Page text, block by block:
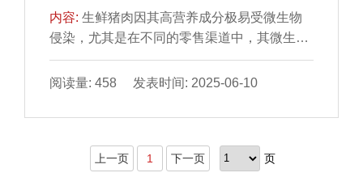
研究方向，以期为进一步开发KGM的应用潜力
及推动肉制品行业可持续发展提供理论基础与
启发。
内容:生鲜猪肉因其高营养成分极易受微生物
侵染，尤其是在不同的零售渠道中，其微生物
多样性及丰度均表现出一定差异。本文系统介
绍微生物多样性分析方法（平板培养法、高通
泳、实时荧光定量聚合酶链式反应和宏基因组
和电子商务平台3 种零售渠道下生鲜猪肉微生
阅读量: 458 发表时间: 2025-06-10
上一页 1 下一页 页